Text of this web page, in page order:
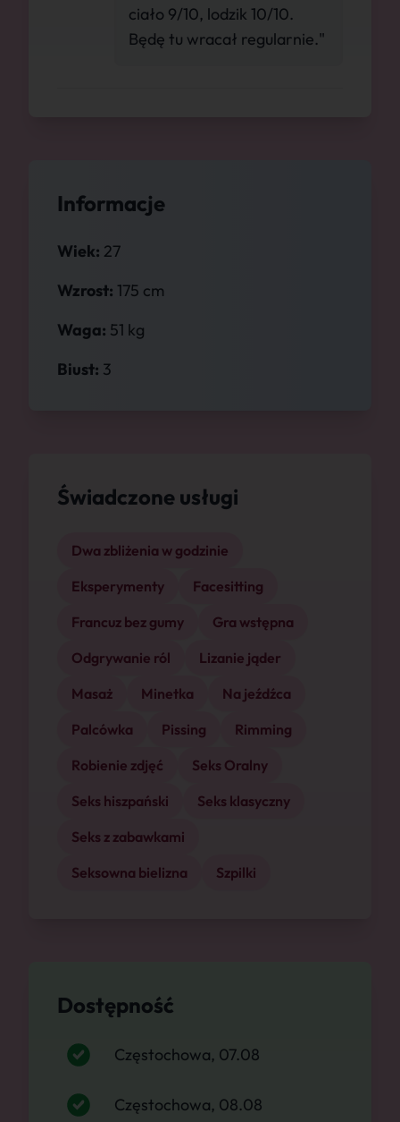
Informacje
Wiek: 27
Wzrost: 175 cm
Waga: 51 kg
Biust: 3
Świadczone usługi
Dwa zbliżenia w godzinie
Eksperymenty
Facesitting
Francuz bez gumy
Gra wstępna
Odgrywanie ról
Lizanie jąder
Masaż
Minetka
Na jeźdźca
Palcówka
Pissing
Rimming
Robienie zdjęć
Seks Oralny
Seks hiszpański
Seks klasyczny
Seks z zabawkami
Seksowna bielizna
Szpilki
Dostępność
Częstochowa, 07.08
Częstochowa, 08.08
ciało 9/10, lodzik 10/10.
Będę tu wracał regularnie."